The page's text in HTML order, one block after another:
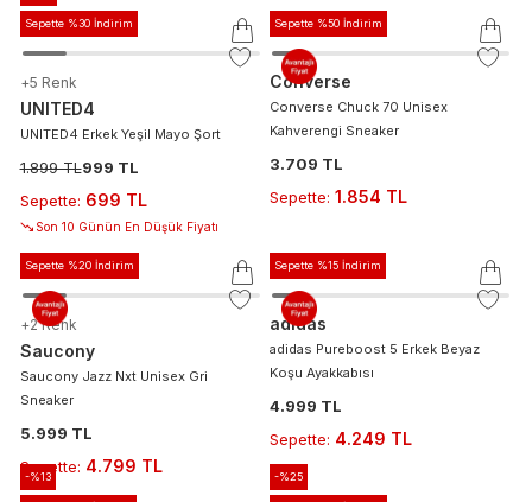
Sepette %30 İndirim
+5 Renk
UNITED4
UNITED4 Erkek Yeşil Mayo Şort
1.899 TL999 TL
Sepette: 699 TL
Son 10 Günün En Düşük Fiyatı
Sepette %50 İndirim
Converse
Converse Chuck 70 Unisex
Kahverengi Sneaker
3.709 TL
Sepette: 1.854 TL
Sepette %20 İndirim
+2 Renk
Saucony
Saucony Jazz Nxt Unisex Gri
Sneaker
5.999 TL
Sepette: 4.799 TL
Sepette %15 İndirim
adidas
adidas Pureboost 5 Erkek Beyaz
Koşu Ayakkabısı
4.999 TL
Sepette: 4.249 TL
-%13 -%25